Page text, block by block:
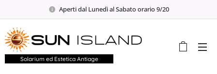
Aperti dal Lunedì al Sabato orario 9/20
Solarium ed Estetica Antiage